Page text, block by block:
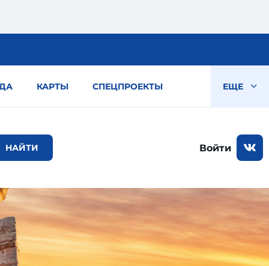
КАРТЫ СПЕЦПРОЕКТЫ ЕЩЕ
Войти